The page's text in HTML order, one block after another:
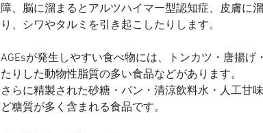
障、脳に溜まるとアルツハイマー型認知症、皮膚に
り、シワやタルミを引き起こしたりします。
AGEsが発生しやすい食べ物には、トンカツ・唐揚
たりした動物性脂質の多い食品などがあります。
さらに精製された砂糖・パン・清涼飲料水・人工甘
ど糖質が多く含まれる食品です。